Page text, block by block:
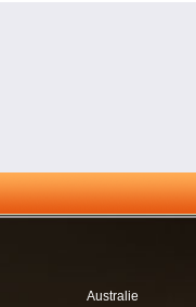
Australie